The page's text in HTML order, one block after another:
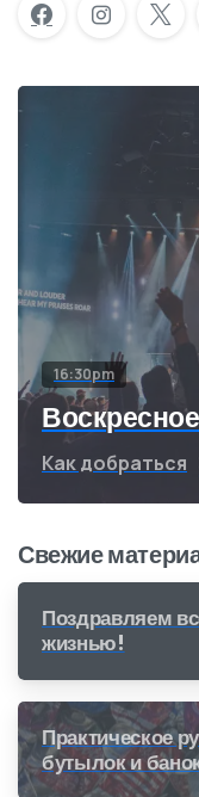
16:30pm
Как добраться
Свежие
Поздравляем
жизнью!
Практическое
бутылок и
получить